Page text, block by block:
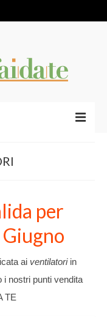
per
ai ventilatoriin
nostri punti vendita
TE